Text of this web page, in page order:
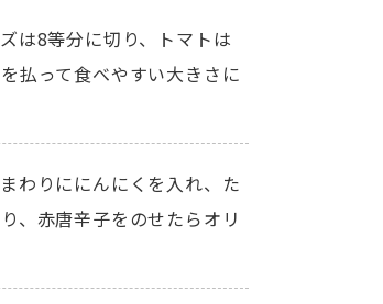
は8等分に切り、トマトは
払って食べやすい大きさに
わりににんにくを入れ、た
、赤唐辛子をのせたらオリ